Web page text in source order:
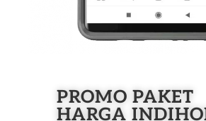
PROMO PAKET
HARGA